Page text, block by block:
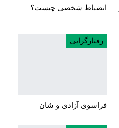
انضباط شخصی چیست؟
رفتارگرایی
فراسوی آزادی و شان